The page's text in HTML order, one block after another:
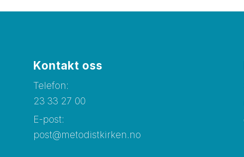
Kontakt oss
Telefon:
23 33 27 00
E-post:
post@metodistkirken.no